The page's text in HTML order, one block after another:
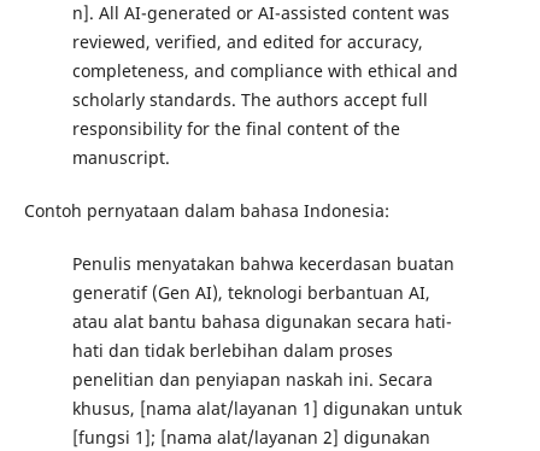
n]. All AI-generated or AI-assisted content was
reviewed, verified, and edited for accuracy,
completeness, and compliance with ethical and
scholarly standards. The authors accept full
responsibility for the final content of the
manuscript.
Contoh pernyataan dalam bahasa Indonesia:
Penulis menyatakan bahwa kecerdasan buatan
generatif (Gen AI), teknologi berbantuan AI,
atau alat bantu bahasa digunakan secara hati-
hati dan tidak berlebihan dalam proses
penelitian dan penyiapan naskah ini. Secara
khusus, [nama alat/layanan 1] digunakan untuk
[fungsi 1]; [nama alat/layanan 2] digunakan